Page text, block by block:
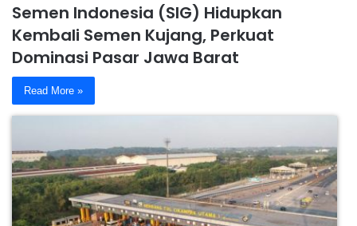
Semen Indonesia (SIG) Hidupkan
Kembali Semen Kujang, Perkuat
Dominasi Pasar Jawa Barat
Read More »